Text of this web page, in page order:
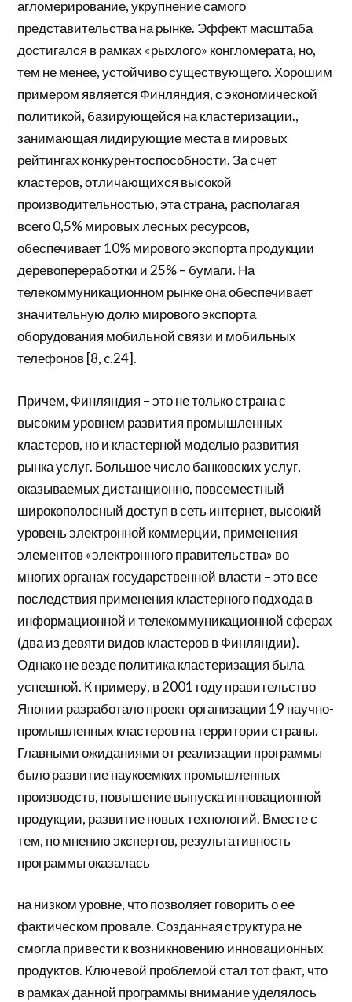
агломерирование, укрупнение самого
представительства на рынке. Эффект масштаба
достигался в рамках «рыхлого» конгломерата, но,
тем не менее, устойчиво существующего. Хорошим
примером является Финляндия, с экономической
политикой, базирующейся на кластеризации.,
занимающая лидирующие места в мировых
рейтингах конкурентоспособности. За счет
кластеров, отличающихся высокой
производительностью, эта страна, располагая
всего 0,5% мировых лесных ресурсов,
обеспечивает 10% мирового экспорта продукции
деревопереработки и 25% – бумаги. На
телекоммуникационном рынке она обеспечивает
значительную долю мирового экспорта
оборудования мобильной связи и мобильных
телефонов [8, c.24].
Причем, Финляндия – это не только страна с
высоким уровнем развития промышленных
кластеров, но и кластерной моделью развития
рынка услуг. Большое число банковских услуг,
оказываемых дистанционно, повсеместный
широкополосный доступ в сеть интернет, высокий
уровень электронной коммерции, применения
элементов «электронного правительства» во
многих органах государственной власти – это все
последствия применения кластерного подхода в
информационной и телекоммуникационной сферах
(два из девяти видов кластеров в Финляндии).
Однако не везде политика кластеризация была
успешной. К примеру, в 2001 году правительство
Японии разработало проект организации 19 научно-
промышленных кластеров на территории страны.
Главными ожиданиями от реализации программы
было развитие наукоемких промышленных
производств, повышение выпуска инновационной
продукции, развитие новых технологий. Вместе с
тем, по мнению экспертов, результативность
программы оказалась
на низком уровне, что позволяет говорить о ее
фактическом провале. Созданная структура не
смогла привести к возникновению инновационных
продуктов. Ключевой проблемой стал тот факт, что
в рамках данной программы внимание уделялось